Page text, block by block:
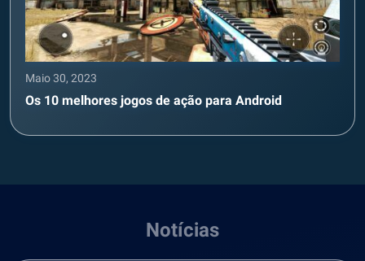
Maio 30, 2023
Os 10 melhores jogos de ação para Android
Notícias